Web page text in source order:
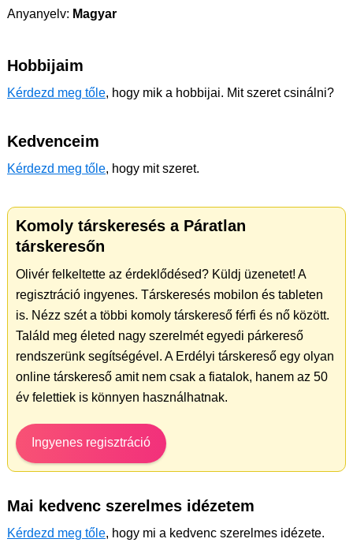
Anyanyelv: Magyar
Hobbijaim
Kérdezd meg tőle, hogy mik a hobbijai. Mit szeret csinálni?
Kedvenceim
Kérdezd meg tőle, hogy mit szeret.
Komoly társkeresés a Páratlan
társkeresőn
Olivér felkeltette az érdeklődésed? Küldj üzenetet! A
regisztráció ingyenes. Társkeresés mobilon és tableten
is. Nézz szét a többi komoly társkereső férfi és nő között.
Találd meg életed nagy szerelmét egyedi párkereső
rendszerünk segítségével. A Erdélyi társkereső egy olyan
online társkereső amit nem csak a fiatalok, hanem az 50
év felettiek is könnyen használhatnak.
Ingyenes regisztráció
Mai kedvenc szerelmes idézetem
Kérdezd meg tőle, hogy mi a kedvenc szerelmes idézete.